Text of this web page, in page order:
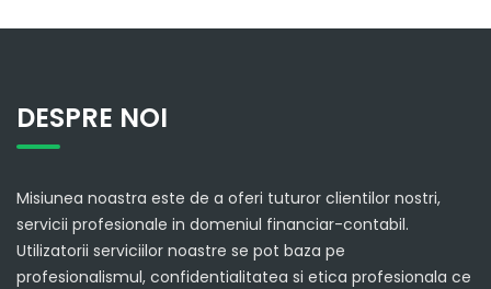
DESPRE NOI
Misiunea noastra este de a oferi tuturor clientilor nostri,
servicii profesionale in domeniul financiar-contabil.
Utilizatorii serviciilor noastre se pot baza pe
profesionalismul, confidentialitatea si etica profesionala ce